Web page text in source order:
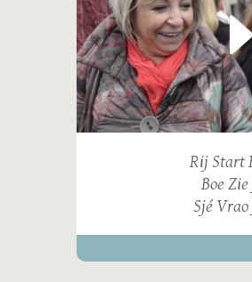
Rij Start
Boe Zie
Sjé Vrao